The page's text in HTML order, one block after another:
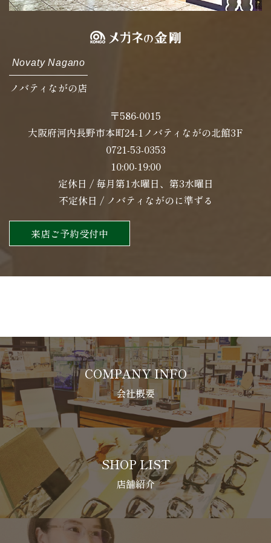
Novaty Nagano
ノバティながの店
〒586-0015
大阪府河内長野市本町24-1ノバティながの北館3F
0721-53-0353
10:00-19:00
定休日 / 毎月第1水曜日、第3水曜日
不定休日 / ノバティながのに準ずる
来店ご予約受付中
COMPANY INFO
会社概要
SHOP LIST
店舗紹介